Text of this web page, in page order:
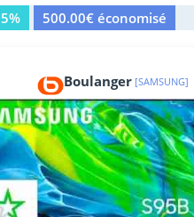
500.00€ économisé
Boulanger [SAMSUNG]